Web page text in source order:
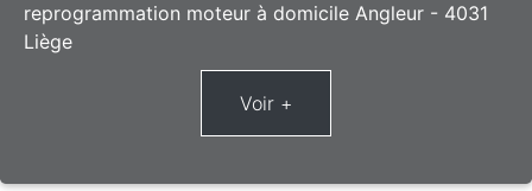
reprogrammation moteur à domicile Angleur - 4031
Liège